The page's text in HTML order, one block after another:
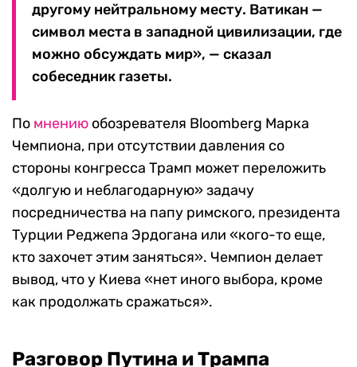
другому нейтральному месту. Ватикан —
символ места в западной цивилизации, где
можно обсуждать мир», — сказал
собеседник газеты.
По мнению обозревателя Bloomberg Марка
Чемпиона, при отсутствии давления со
стороны конгресса Трамп может переложить
«долгую и неблагодарную» задачу
посредничества на папу римского, президента
Турции Реджепа Эрдогана или «кого-то еще,
кто захочет этим заняться». Чемпион делает
вывод, что у Киева «нет иного выбора, кроме
как продолжать сражаться».
Разговор Путина и Трампа